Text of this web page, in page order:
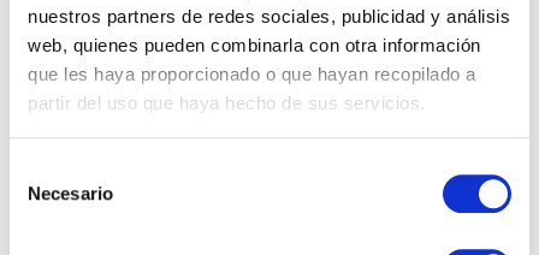
nuestros partners de redes sociales, publicidad y análisis
web, quienes pueden combinarla con otra información
que les haya proporcionado o que hayan recopilado a
partir del uso que haya hecho de sus servicios.
Necesario
Fomenta una cultura de aprendizaje constante y asegúrate
de que tu equipo esté siempre mejorando sus habilidades
digitales. Permanece atento a las innovaciones
tecnológicas que puedan ofrecer nuevas oportunidades de
podrás sostener la competitividad de tu empresa en un